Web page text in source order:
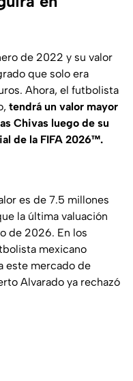
de 2022 y su valor
que solo era
Ahora, el futbolista
tendrá un valor mayor
Chivas luego de su
de la FIFA 2026™.
es de 7.5 millones
la última valuación
de 2026. En los
mexicano
este mercado de
Alvarado ya rechazó